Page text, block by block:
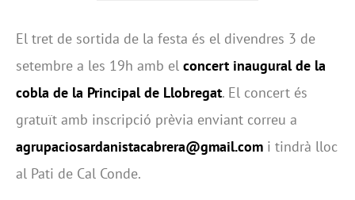
El tret de sortida de la festa és el divendres 3 de
setembre a les 19h amb el concert inaugural de la
cobla de la Principal de Llobregat. El concert és
gratuït amb inscripció prèvia enviant correu a
agrupaciosardanistacabrera@gmail.com i tindrà lloc
al Pati de Cal Conde.